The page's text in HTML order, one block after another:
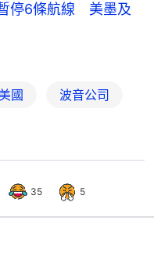
停6條航線 美墨及
國 波音公司
35 5